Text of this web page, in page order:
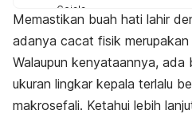
Gejala
Penyebab
Pengobatan
Pencegahan
Memastikan buah hati lahir
adanya cacat fisik
Walaupun kenyataannya, ada
ukuran lingkar kepala terlalu
makrosefali. Ketahui lebih